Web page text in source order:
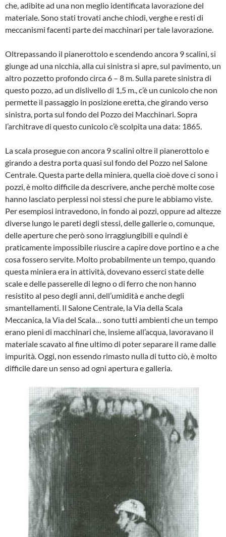
che, adibite ad una non meglio identi­ficata lavorazione del
materiale. Sono stati trovati anche chiodi, verghe e resti di
meccanismi facenti parte dei macchi­nari per tale lavorazione.
Oltrepassando il pianerottolo e scendendo ancora 9 scalini, si
giunge ad una nicchia, alla cui sinistra si apre, sul pavimento, un
altro pozzetto profon­do circa 6 – 8 m. Sulla parete sinistra di
questo pozzo, ad un dislivello di 1,5 m., c’è un cunicolo che non
permette il passaggio in posizione eretta, che girando verso
sinistra, porta sul fondo del Pozzo dei Macchinari. Sopra
l’architrave di questo cunicolo c’è scol­pita una data: 1865.
La scala prosegue con ancora 9 scalini oltre il pianerottolo e
girando a destra porta quasi sul fondo del Pozzo nel Salone
Centrale. Questa parte della miniera, quella cioè dove ci sono i
pozzi, è molto difficile da descrivere, anche perchè molte cose
hanno lasciato perplessi noi stessi che pure le abbiamo viste.
Per esempiosi intravedono, in fondo ai pozzi, oppure ad altezze
diverse lungo le pareti degli stessi, delle gallerie o, co­munque,
delle aperture che però sono irraggiungibili e quindi è
praticamente impossibile riuscire a capire dove por­tino e a che
cosa fossero servite. Molto probabilmente un tempo, quando
que­sta miniera era in attività, dovevano esserci state delle
scale e delle passe­relle di legno o di ferro che non hanno
resistito al peso degli anni, dell’umidità e anche degli
smantellamenti. Il Salone Centrale, la Via della Scala
Meccanica, la Via del Scala… sono tutti ambienti che un tempo
erano pieni di macchinari che, insieme all’acqua, lavoravano il
materiale scavato al fine ultimo di poter separare il rame dalle
impurità. Oggi, non essendo rimasto nulla di tutto ciò, è molto
difficile dare un senso ad ogni apertura e galleria.